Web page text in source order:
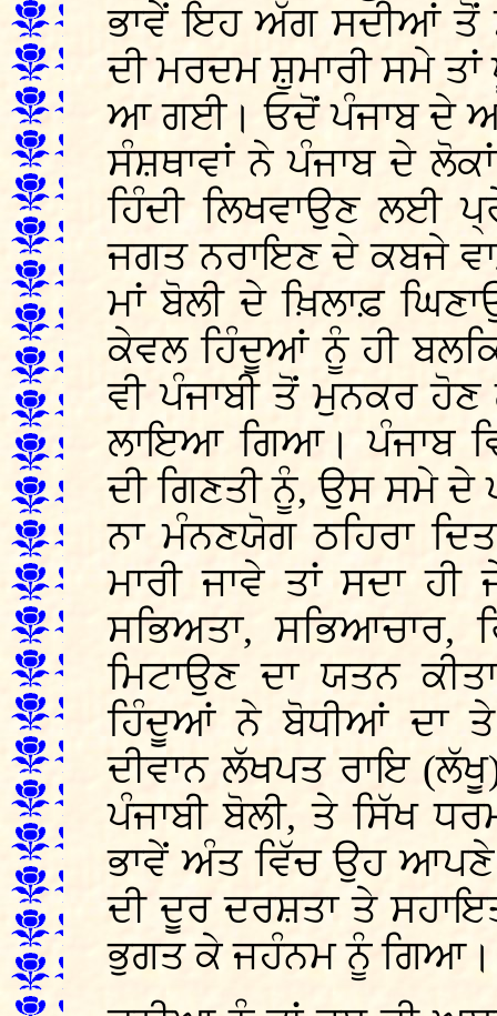
ਭਾਵੇਂ ਇਹ ਅੱਗ ਸਦੀਆਂ ਤੋਂ
ਦੀ ਮਰਦਮ ਸ਼ੁਮਾਰੀ ਸਮੇ ਤਾਂ
ਆ ਗਈ। ਓਦੋਂ ਪੰਜਾਬ ਦੇ
ਸੰਸ਼ਥਾਵਾਂ ਨੇ ਪੰਜਾਬ ਦੇ
ਹਿੰਦੀ ਲਿਖਵਾਉਣ ਲਈ
ਜਗਤ ਨਰਾਇਣ ਦੇ ਕਬਜੇ
ਮਾਂ ਬੋਲੀ ਦੇ ਖ਼ਿਲਾਫ਼
ਕੇਵਲ ਹਿੰਦੂਆਂ ਨੂੰ ਹੀ
ਵੀ ਪੰਜਾਬੀ ਤੋਂ ਮੁਨਕਰ
ਲਾਇਆ ਗਿਆ। ਪੰਜਾਬ
ਦੀ ਗਿਣਤੀ ਨੂੰ, ਉਸ ਸਮੇ ਦੇ
ਨਾ ਮੰਨਣਯੋਗ ਠਹਿਰਾ
ਮਾਰੀ ਜਾਵੇ ਤਾਂ ਸਦਾ
ਸਭਿਅਤਾ, ਸਭਿਆਚਾਰ,
ਮਿਟਾਉਣ ਦਾ ਯਤਨ
ਹਿੰਦੂਆਂ ਨੇ ਬੋਧੀਆਂ ਦਾ ਤੇ
ਦੀਵਾਨ ਲੱਖਪਤ ਰਾਇ
ਪੰਜਾਬੀ ਬੋਲੀ, ਤੇ ਸਿੱਖ
ਭਾਵੇਂ ਅੰਤ ਵਿੱਚ ਉਹ ਆਪਣੇ
ਦੀ ਦੂਰ ਦਰਸ਼ਤਾ ਤੇ
ਭੁਗਤ ਕੇ ਜਹੰਨਮ ਨੂੰ ਗਿਆ।